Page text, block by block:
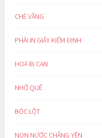
CHÈ VẰNG
PHẢI IN GIẤY KIỂM ĐỊNH
HOÁ BỊ CAN
NHỚ QUÊ
BÓC LỘT
NON NƯỚC CHẲNG YÊN